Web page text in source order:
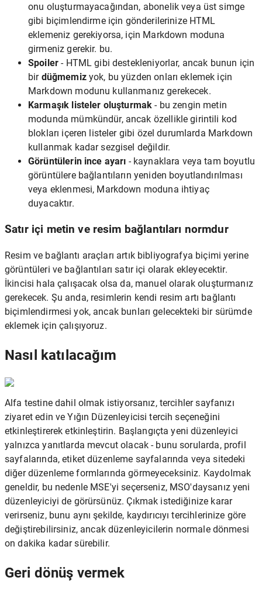
onu oluşturmayacağından, abonelik veya üst simge
gibi biçimlendirme için gönderilerinize HTML
eklemeniz gerekiyorsa, için Markdown moduna
girmeniz gerekir. bu.
Spoiler - HTML gibi destekleniyorlar, ancak bunun için
bir düğmemizyok, bu yüzden onları eklemek için
Markdown modunu kullanmanız gerekecek.
Karmaşık listeler oluşturmak - bu zengin metin
modunda mümkündür, ancak özellikle girintili kod
blokları içeren listeler gibi özel durumlarda Markdown
kullanmak kadar sezgisel değildir.
Görüntülerin ince ayarı - kaynaklara veya tam boyutlu
görüntülere bağlantıların yeniden boyutlandırılması
veya eklenmesi, Markdown moduna ihtiyaç
duyacaktır.
Satır içi metin ve resim bağlantıları normdur
Resim ve bağlantı araçları artık bibliyografya biçimi yerine
görüntüleri ve bağlantıları satır içi olarak ekleyecektir.
İkincisi hala çalışacak olsa da, manuel olarak oluşturmanız
gerekecek. Şu anda, resimlerin kendi resim artı bağlantı
biçimlendirmesi yok, ancak bunları gelecekteki bir sürümde
eklemek için çalışıyoruz.
Nasıl katılacağım
Alfa testine dahil olmak istiyorsanız, tercihler sayfanızı
ziyaret edin ve Yığın Düzenleyicisi tercih seçeneğini
etkinleştirerek etkinleştirin. Başlangıçta yeni düzenleyici
yalnızca yanıtlarda mevcut olacak - bunu sorularda, profil
sayfalarında, etiket düzenleme sayfalarında veya sitedeki
diğer düzenleme formlarında görmeyeceksiniz. Kaydolmak
geneldir, bu nedenle MSE'yi seçerseniz, MSO'daysanız yeni
düzenleyiciyi de görürsünüz. Çıkmak istediğinize karar
verirseniz, bunu aynı şekilde, kaydırıcıyı tercihlerinize göre
değiştirebilirsiniz, ancak düzenleyicilerin normale dönmesi
on dakika kadar sürebilir.
Geri dönüş vermek